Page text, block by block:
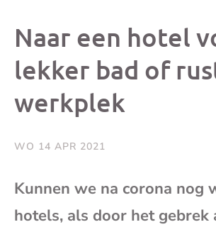
Naar een hotel
lekker bad of
werkplek
WO 14 APR 2021
Kunnen we na corona nog
hotels, als door het gebrek